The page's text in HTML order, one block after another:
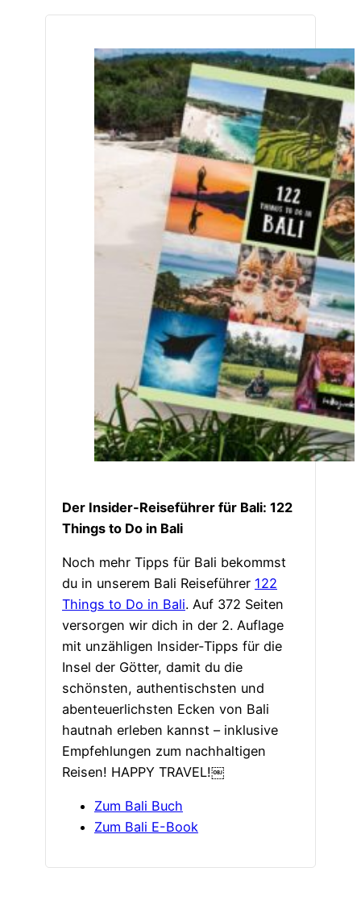
Der Insider-Reiseführer für Bali: 122
Things to Do in Bali
Noch mehr Tipps für Bali bekommst
du in unserem Bali Reiseführer 122
Things to Do in Bali. Auf 372 Seiten
versorgen wir dich in der 2. Auflage
mit unzähligen Insider-Tipps für die
Insel der Götter, damit du die
schönsten, authentischsten und
abenteuerlichsten Ecken von Bali
hautnah erleben kannst – inklusive
Empfehlungen zum nachhaltigen
Reisen! HAPPY TRAVEL!￼
Zum Bali Buch
Zum Bali E-Book